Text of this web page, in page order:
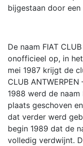
bijgestaan door
De naam FIAT
onofficieel op, in
mei 1987 krijgt de
CLUB ANTWERPEN
1988 werd de naam
plaats geschoven
dat verder werd
begin 1989 dat de
volledig verdwijnt.